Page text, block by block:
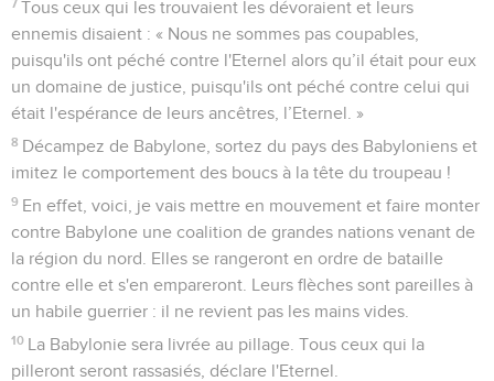
7 Tous ceux qui les trouvaient les dévoraient et leurs
ennemis disaient : « Nous ne sommes pas coupables,
puisqu'ils ont péché contre l'Eternel alors qu’il était pour eux
un domaine de justice, puisqu'ils ont péché contre celui qui
était l'espérance de leurs ancêtres, l’Eternel. »
8 Décampez de Babylone, sortez du pays des Babyloniens et
imitez le comportement des boucs à la tête du troupeau !
9 En effet, voici, je vais mettre en mouvement et faire monter
contre Babylone une coalition de grandes nations venant de
la région du nord. Elles se rangeront en ordre de bataille
contre elle et s'en empareront. Leurs flèches sont pareilles à
un habile guerrier : il ne revient pas les mains vides.
10 La Babylonie sera livrée au pillage. Tous ceux qui la
pilleront seront rassasiés, déclare l'Eternel.